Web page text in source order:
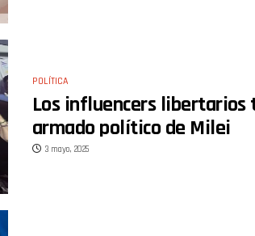
POLÍTICA
Los influencers
armado político de Milei
3 mayo, 2025